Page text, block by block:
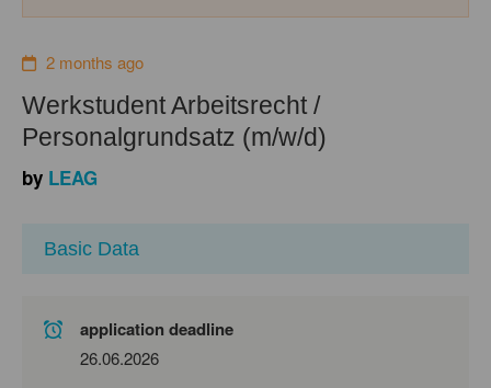
2 months ago
Werkstudent Arbeitsrecht /
Personalgrundsatz (m/w/d)
by LEAG
Basic Data
application deadline
26.06.2026